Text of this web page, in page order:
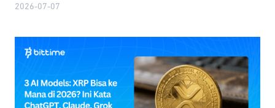
2026-07-07